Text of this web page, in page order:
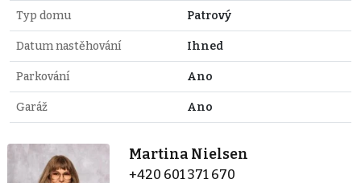
Typ domu Patrový
Datum nastěhování Ihned
Parkování Ano
Garáž Ano
Martina Nielsen
+420 601 371 670